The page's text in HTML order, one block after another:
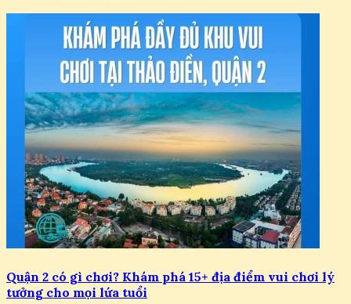
Quận 2 có gì chơi? Khám phá 15+ địa điểm vui chơi lý
tưởng cho mọi lứa tuổi